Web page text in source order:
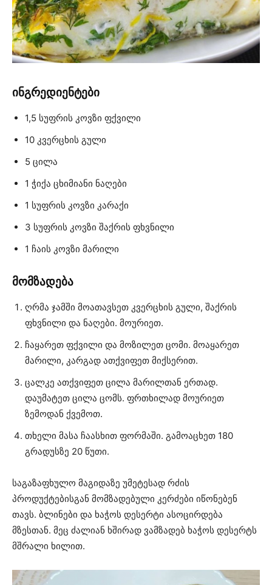
ინგრედიენტები
1,5 სუფრის კოვზი ფქვილი
10 კვერცხის გული
5 ცილა
1 ჭიქა ცხიმიანი ნაღები
1 სუფრის კოვზი კარაქი
3 სუფრის კოვზი შაქრის ფხვნილი
1 ჩაის კოვზი მარილი
მომზადება
ღრმა ჯამში მოათავსეთ კვერცხის გული, შაქრის
ფხვნილი და ნაღები. მოურიეთ.
ჩაყარეთ ფქვილი და მოზილეთ ცომი. მოაყარეთ
მარილი, კარგად ათქვიფეთ მიქსერით.
ცალკე ათქვიფეთ ცილა მარილთან ერთად.
დაუმატეთ ცილა ცომს. ფრთხილად მოურიეთ
ზემოდან ქვემოთ.
თხელი მასა ჩაასხით ფორმაში. გამოაცხეთ 180
გრადუსზე 20 წუთი.
საგაზაფხულო მაგიდაზე უმეტესად რძის
პროდუქტებისგან მომზადებული კერძები იწონებენ
თავს. ბლინები და ხაჭოს დესერტი ასოცირდება
მზესთან. მეც ძალიან ხშირად ვამზადებ ხაჭოს დესერტს
მშრალი ხილით.